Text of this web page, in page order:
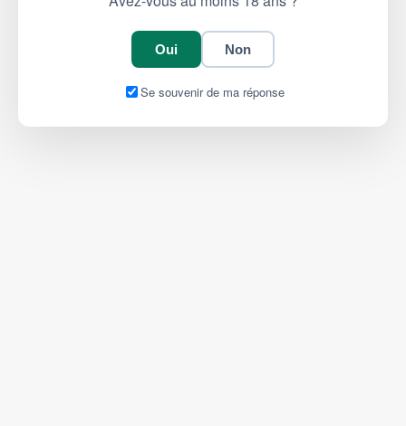
Oui Non
Se souvenir de ma réponse